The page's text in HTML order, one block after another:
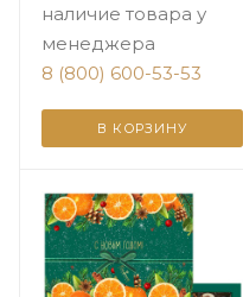
наличие товара у
менеджера
8 (800) 600-53-53
В КОРЗИНУ